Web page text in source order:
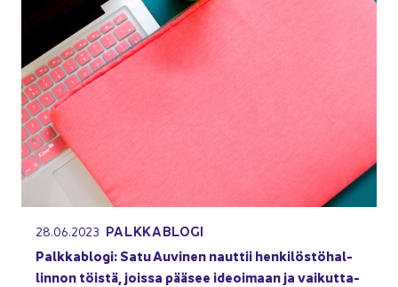
28.06.2023 PALK­KA­BLO­GI
Palk­ka­blo­gi: Satu Au­vi­nen naut­tii hen­ki­lös­tö­hal­
lin­non töis­tä, jois­sa pää­see ideoi­maan ja vai­kut­ta­